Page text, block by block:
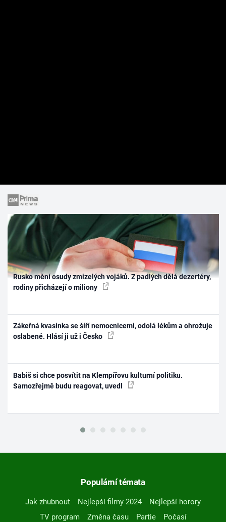
Rusko mění osudy zmizelých vojáků. Z padlých dělá dezertéry,
rodiny přicházejí o miliony
Zákeřná kvasinka se šíří nemocnicemi, odolá lékům a ohrožuje
oslabené. Hlásí ji už i Česko
Babiš si chce posvítit na Klempířovu kulturní politiku.
Samozřejmě budu reagovat, uvedl
Populární témata
Jak zhubnout Nejlepší filmy 2024
Nejlepší horory
TV program
Změna času Partie
Počasí